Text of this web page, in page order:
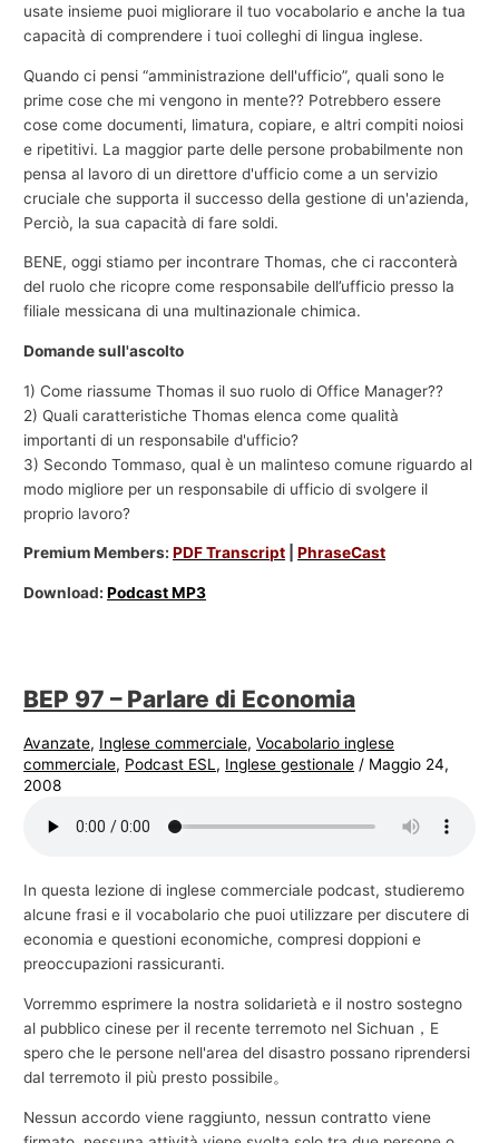
usate insieme puoi migliorare il tuo vocabolario e anche la tua
capacità di comprendere i tuoi colleghi di lingua inglese.
Quando ci pensi “amministrazione dell'ufficio”, quali sono le
prime cose che mi vengono in mente?? Potrebbero essere
cose come documenti, limatura, copiare, e altri compiti noiosi
e ripetitivi. La maggior parte delle persone probabilmente non
pensa al lavoro di un direttore d'ufficio come a un servizio
cruciale che supporta il successo della gestione di un'azienda,
Perciò, la sua capacità di fare soldi.
BENE, oggi stiamo per incontrare Thomas, che ci racconterà
del ruolo che ricopre come responsabile dell’ufficio presso la
filiale messicana di una multinazionale chimica.
Domande sull'ascolto
1) Come riassume Thomas il suo ruolo di Office Manager??
2) Quali caratteristiche Thomas elenca come qualità
importanti di un responsabile d'ufficio?
3) Secondo Tommaso, qual è un malinteso comune riguardo al
modo migliore per un responsabile di ufficio di svolgere il
proprio lavoro?
Premium Members:PDF Transcript |PhraseCast
Download:Podcast MP3
BEP 97 – Parlare di Economia
Avanzate, Inglese commerciale,Vocabolario inglese
commerciale, Podcast ESL , Inglese gestionale / Maggio 24,
2008
In questa lezione di inglese commerciale podcast, studieremo
alcune frasi e il vocabolario che puoi utilizzare per discutere di
economia e questioni economiche, compresi doppioni e
preoccupazioni rassicuranti.
Vorremmo esprimere la nostra solidarietà e il nostro sostegno
al pubblico cinese per il recente terremoto nel Sichuan，E
spero che le persone nell'area del disastro possano riprendersi
dal terremoto il più presto possibile。
Nessun accordo viene raggiunto, nessun contratto viene